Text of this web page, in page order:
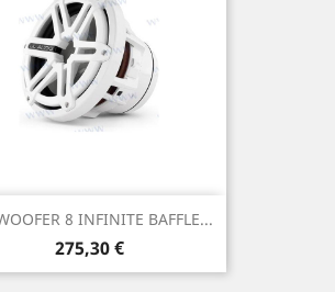
8 INFINITE BAFFLE...
Prix
275,30 €